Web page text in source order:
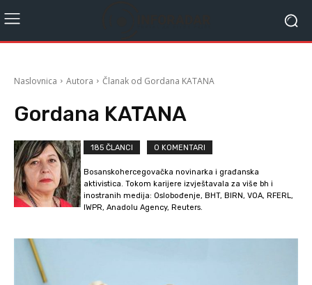
Naslovnica Autora Članak od Gordana KATANA
Gordana KATANA
185 ČLANCI 0 KOMENTARI
Bosanskohercegovačka novinarka i građanska
aktivistica. Tokom karijere izvještavala za više bh i
inostranih medija: Oslobođenje, BHT, BIRN, VOA, RFERL,
IWPR, Anadolu Agency, Reuters.